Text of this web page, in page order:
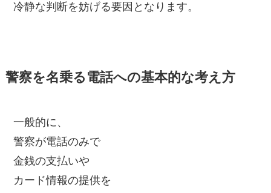
冷静な判断を妨げる要因となります。
警察を名乗る電話への基本的な考え方
一般的に、
警察が電話のみで
金銭の支払いや
カード情報の提供を